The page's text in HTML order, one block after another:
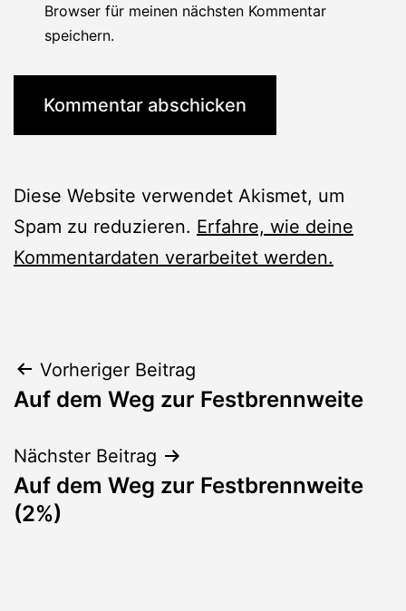
Browser für meinen nächsten Kommentar
speichern.
Diese Website verwendet Akismet, um
Spam zu reduzieren. Erfahre, wie deine
Kommentardaten verarbeitet werden.
Beitragsnavigation
Vorheriger Beitrag
Auf dem Weg zur Festbrennweite
Nächster Beitrag
Auf dem Weg zur Festbrennweite
(2%)